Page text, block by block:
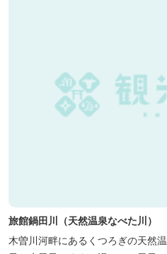
旅館鍋田川（天然温泉なべた川）
木曽川河畔にあるくつろぎの天然